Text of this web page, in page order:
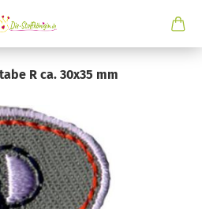
R ca. 30x35 mm